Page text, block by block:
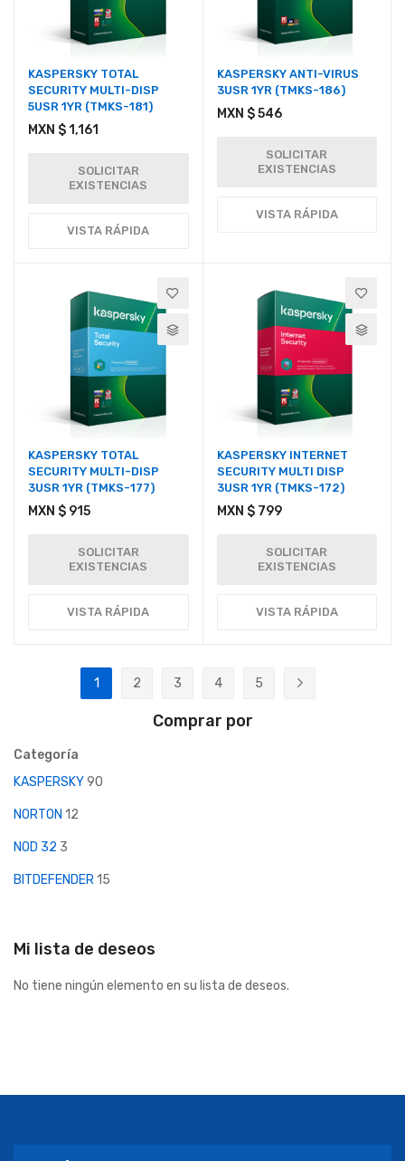
KASPERSKY TOTAL
SECURITY MULTI-DISP
5USR 1YR (TMKS-181)
MXN $ 1,161
SOLICITAR
EXISTENCIAS
VISTA RÁPIDA
KASPERSKY ANTI-VIRUS
3USR 1YR (TMKS-186)
MXN $ 546
SOLICITAR
EXISTENCIAS
VISTA RÁPIDA
KASPERSKY TOTAL
SECURITY MULTI-DISP
3USR 1YR (TMKS-177)
MXN $ 915
SOLICITAR
EXISTENCIAS
VISTA RÁPIDA
KASPERSKY INTERNET
SECURITY MULTI DISP
3USR 1YR (TMKS-172)
MXN $ 799
SOLICITAR
EXISTENCIAS
VISTA RÁPIDA
Página
Actualmente estás leyendo página
1
2
3
4
5
Comprar por
Categoría
KASPERSKY90
NORTON 12
NOD 32 3
BITDEFENDER15
Mi lista de deseos
No tiene ningún elemento en su lista de deseos.